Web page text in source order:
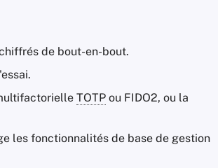
de bout-en-bout.
TOTP ou FIDO2, ou la
les fonctionnalités de base de gestion